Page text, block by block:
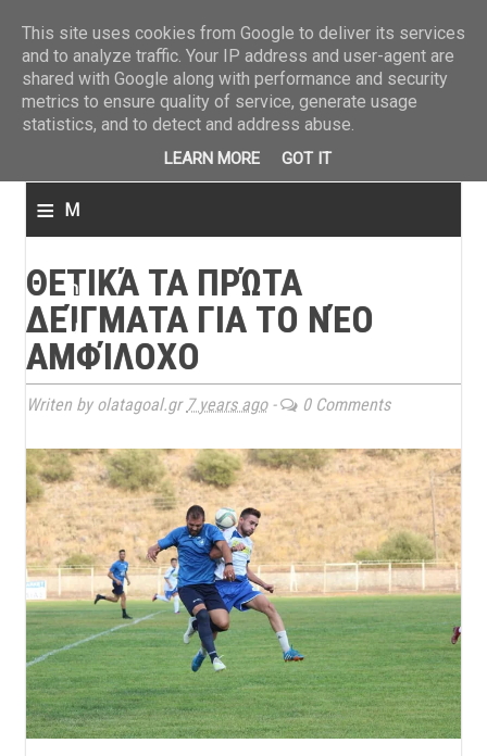
≡ M
n
u
ΘΕΤΙΚΆ ΤΑ ΠΡΏΤΑ
ΔΕΊΓΜΑΤΑ ΓΙΑ ΤΟ ΝΈΟ
ΑΜΦΊΛΟΧΟ
Writen by olatagoal.gr 7 years ago- 0 Comments
This site uses cookies from Google to deliver its services
and to analyze traffic. Your IP address and user-agent are
shared with Google along with performance and security
metrics to ensure quality of service, generate usage
statistics, and to detect and address abuse.
LEARN MORE GOT IT